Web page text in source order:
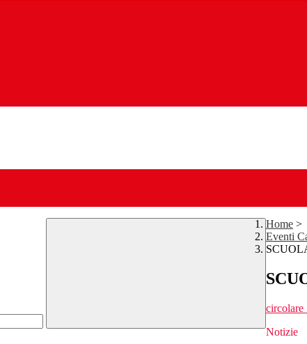
Home >
Eventi
circolare
Notizie